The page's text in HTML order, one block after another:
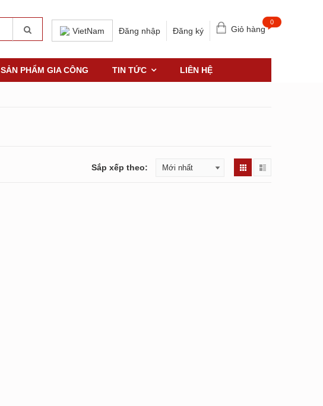
VietNam Đăng nhập Đăng ký Giỏ hàng
0
SẢN PHẨM GIA CÔNG TIN TỨC LIÊN HỆ
Sắp xếp theo: